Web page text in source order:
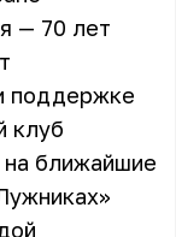
— 70 лет
поддержке
клуб
на ближайшие